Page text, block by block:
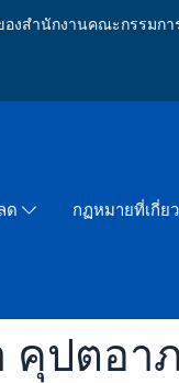
งสำนักงานคณะกรรมก
ด กฏหมายที่เกี่ย
คุปตอา